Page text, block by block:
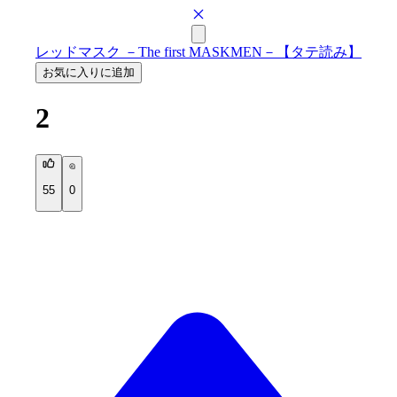
レッドマスク －The first MASKMEN－【タテ読み】
お気に入りに追加
2
55 0